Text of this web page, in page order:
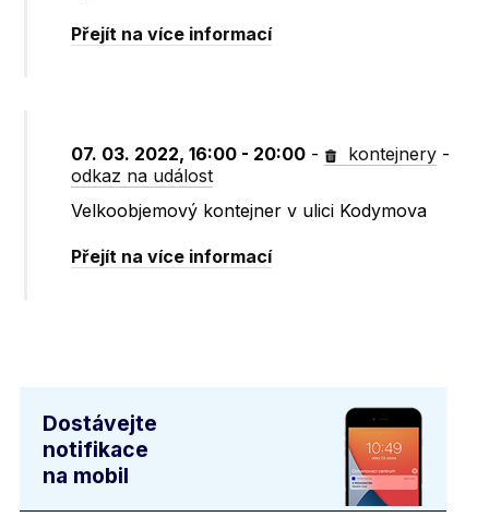
Přejít na více informací
07. 03. 2022, 16:00 - 20:00 - kontejnery -
odkaz na událost
Velkoobjemový kontejner v ulici Kodymova
Přejít na více informací
Dostávejte
notifikace
na mobil